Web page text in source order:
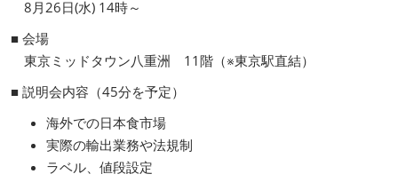
8月26日(水) 14時～
■ 会場
東京ミッドタウン八重洲 11階（※東京駅直結）
■ 説明会内容（45分を予定）
海外での日本食市場
実際の輸出業務や法規制
ラベル、値段設定